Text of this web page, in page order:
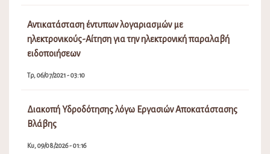
Αντικατάσταση έντυπων λογαριασμών με
ηλεκτρονικούς-Αίτηση για την ηλεκτρονική παραλαβή
ειδοποιήσεων
Τρ, 06/07/2021 - 03:10
Διακοπή Υδροδότησης λόγω Εργασιών Αποκατάστασης
Βλάβης
Κυ, 09/08/2026 - 01:16